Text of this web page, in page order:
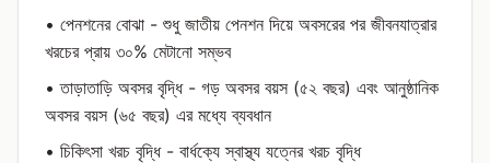
• পেনশনের বোঝা - শুধু জাতীয় পেনশন দিয়ে অবসরের পর জীবনযাত্রার
খরচের প্রায় ৩০% মেটানো সম্ভব
• তাড়াতাড়ি অবসর বৃদ্ধি - গড় অবসর বয়স (৫২ বছর) এবং আনুষ্ঠানিক
অবসর বয়স (৬৫ বছর) এর মধ্যে ব্যবধান
• চিকিৎসা খরচ বৃদ্ধি - বার্ধক্যে স্বাস্থ্য যত্নের খরচ বৃদ্ধি